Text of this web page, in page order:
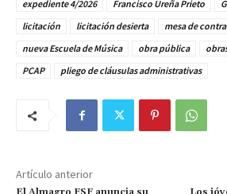
expediente 4/2026
Francisco Ureña Prieto
licitación
licitación desierta
mesa de
nueva Escuela de Música
obra pública
PCAP
pliego de cláusulas administrativas
Artículo anterior